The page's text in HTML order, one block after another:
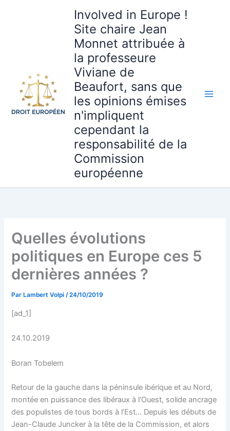
Involved in Europe !
Site chaire Jean
Monnet attribuée à
la professeure
Viviane de
Beaufort, sans que
les opinions émises
n'impliquent
cependant la
responsabilité de la
Commission
européenne
Quelles évolutions
politiques en Europe ces 5
dernières années ?
Par Lambert Volpi/24/10/2019
[ad_1]
24.10.2019
Boran Tobelem
Retour de la gauche dans la péninsule ibérique et au Nord,
montée en puissance des libéraux à l’Ouest, solide ancrage
des populistes de tous bords à l’Est… Depuis les débuts de
Jean-Claude Juncker à la tête de la Commission, et alors